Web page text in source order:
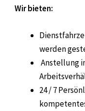
Wir bieten:
werden
Anstellung
24 / 7